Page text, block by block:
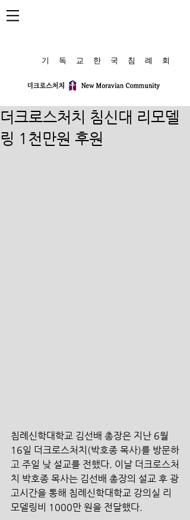
​기 독 교 한 국 침 례 회
더크로스처치 침신대 리모델
링 1천만원 후원
침례신학대학교 김선배 총장은 지난 6월
16일 더크로스처치(박호종 목사)를 방문하
고 주일 낮 설교를 전했다. 이날 더크로스처
치 박호종 목사는 김선배 총장의 설교 후 광
고시간을 통해 침례신학대학교 강의실 리
모델링비 1000만 원을 전달했다.